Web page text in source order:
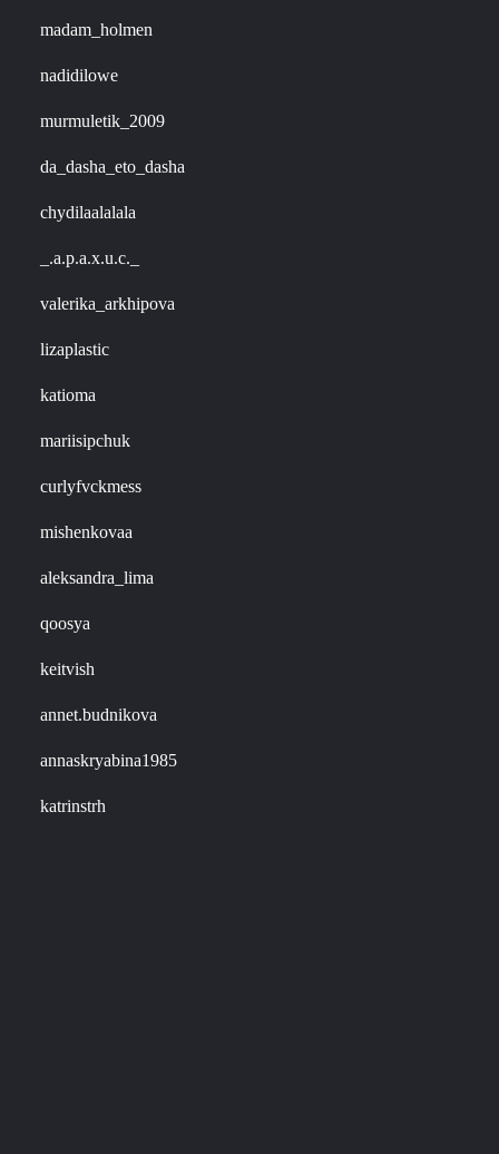
madam_holmen
nadidilowe
murmuletik_2009
da_dasha_eto_dasha
chydilaalalala
_.a.p.a.x.u.c._
valerika_arkhipova
lizaplastic
katioma
mariisipchuk
curlyfvckmess
mishenkovaa
aleksandra_lima
qoosya
keitvish
annet.budnikova
annaskryabina1985
katrinstrh